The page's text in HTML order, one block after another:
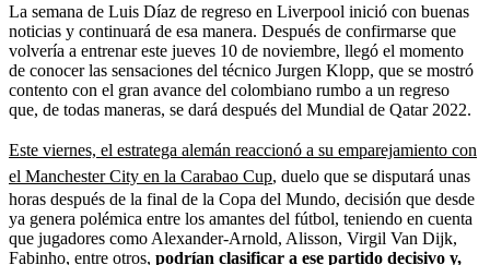
La semana de Luis Díaz de regreso en Liverpool inició con buenas
noticias y continuará de esa manera. Después de confirmarse que
volvería a entrenar este jueves 10 de noviembre, llegó el momento
de conocer las sensaciones del técnico Jurgen Klopp, que se mostró
contento con el gran avance del colombiano rumbo a un regreso
que, de todas maneras, se dará después del Mundial de Qatar 2022.
Este viernes, el estratega alemán reaccionó a su emparejamiento con
el Manchester City en la Carabao Cup, duelo que se disputará unas
horas después de la final de la Copa del Mundo, decisión que desde
ya genera polémica entre los amantes del fútbol, teniendo en cuenta
que jugadores como Alexander-Arnold, Alisson, Virgil Van Dijk,
Fabinho, entre otros, podrían clasificar a ese partido decisivo y,